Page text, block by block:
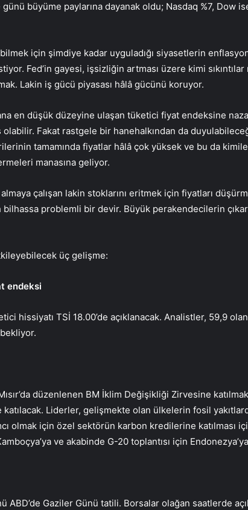
büyüme paylarına dayanak oldu; Nasdaq %7, Dow
için şimdiye kadar uyguladığı siyasetlerin
Fed’in gayesi, işsizliğin artması üzere kimi sıkıntılar
Lakin iş gücü piyasası hâlâ gücünü koruyor.
en düşük düzeyine ulaşan tüketici fiyat endeksine
olabilir. Fakat rastgele bir hanehalkından da
tamamında fiyatlar hâlâ çok yüksek ve bu da
manasına geliyor.
çalışan lakin stoklarını eritmek için fiyatları
problemli bir devir. Büyük perakendecilerin
üç gelişme:
endeksi
hissiyatı TSİ 18.00’de açıklanacak. Analistler, 59,9
düzenlenen BM İklim Değişikliği Zirvesine
katılacak. Liderler, gelişmekte olan ülkelerin fosil
olmak için özel sektörün karbon kredilerine katılması
ve akabinde G-20 toplantısı için
ABD’de Gaziler Günü tatili. Borsalar olağan saatlerde